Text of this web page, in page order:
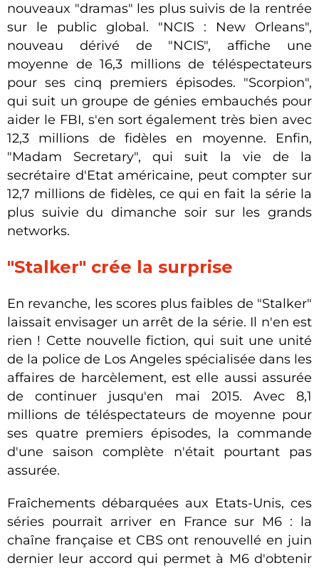
nouveaux "dramas" les plus suivis de la rentrée
sur le public global. "NCIS : New Orleans",
nouveau dérivé de "NCIS", affiche une
moyenne de 16,3 millions de téléspectateurs
pour ses cinq premiers épisodes. "Scorpion",
qui suit un groupe de génies embauchés pour
aider le FBI, s'en sort également très bien avec
12,3 millions de fidèles en moyenne. Enfin,
"Madam Secretary", qui suit la vie de la
secrétaire d'Etat américaine, peut compter sur
12,7 millions de fidèles, ce qui en fait la série la
plus suivie du dimanche soir sur les grands
networks.
"Stalker" crée la surprise
En revanche, les scores plus faibles de "Stalker"
laissait envisager un arrêt de la série. Il n'en est
rien ! Cette nouvelle fiction, qui suit une unité
de la police de Los Angeles spécialisée dans les
affaires de harcèlement, est elle aussi assurée
de continuer jusqu'en mai 2015. Avec 8,1
millions de téléspectateurs de moyenne pour
ses quatre premiers épisodes, la commande
d'une saison complète n'était pourtant pas
assurée.
Fraîchements débarquées aux Etats-Unis, ces
séries pourrait arriver en France sur M6 : la
chaîne française et CBS ont renouvellé en juin
dernier leur accord qui permet à M6 d'obtenir